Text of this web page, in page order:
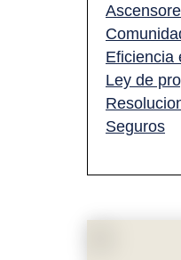
Eficiencia
Ley de
Seguros